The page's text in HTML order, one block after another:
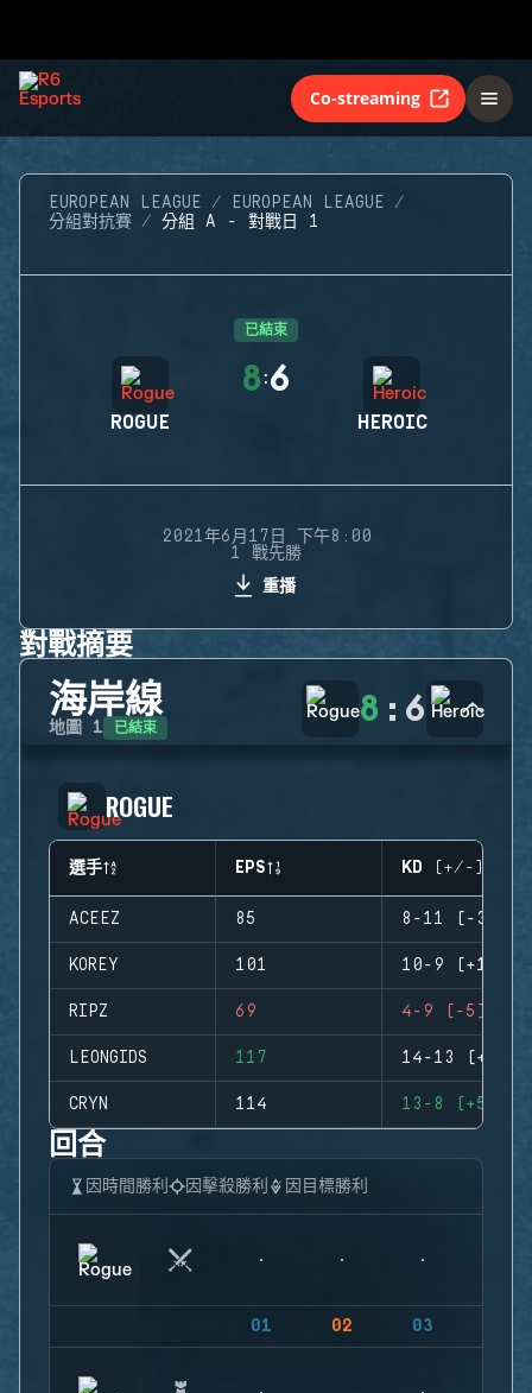
Co-streaming
EUROPEAN LEAGUE
EUROPEAN LEAGUE
分組對抗賽
分組 A - 對戰日 1
已結束
ROGUE
8 :6
HEROIC
2021年6月17日 下午8:00
1 戰先勝
重播
對戰摘要
海岸線
地圖 1 已結束 8 : 6
ROGUE
選手 EPS KD (+/-)
ACEEZ 85 8-11 (-3)
KOREY 101 10-9 (+1)
RIPZ 69 4-9 (-5)
LEONGIDS 117 14-13 (+1)
CRYN 114 13-8 (+5)
回合
因時間勝利 因擊殺勝利 因目標勝利
01 02 03